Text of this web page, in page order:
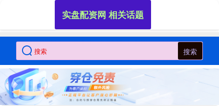
搜索
实盘配资网 相关话题